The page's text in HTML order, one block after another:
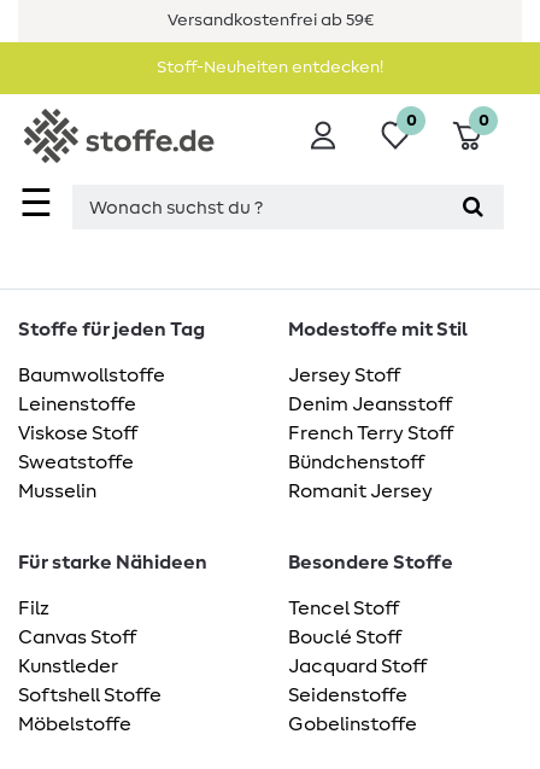
Versandkostenfrei ab 59€
Stoff-Neuheiten entdecken!
☰
0 0
Stoffe für jeden Tag
Baumwollstoffe
Leinenstoffe
Viskose Stoff
Sweatstoffe
Musselin
Modestoffe mit Stil
Jersey Stoff
Denim Jeansstoff
French Terry Stoff
Bündchenstoff
Romanit Jersey
Für starke Nähideen
Filz
Canvas Stoff
Kunstleder
Softshell Stoffe
Möbelstoffe
Besondere Stoffe
Tencel Stoff
Bouclé Stoff
Jacquard Stoff
Seidenstoffe
Gobelinstoffe